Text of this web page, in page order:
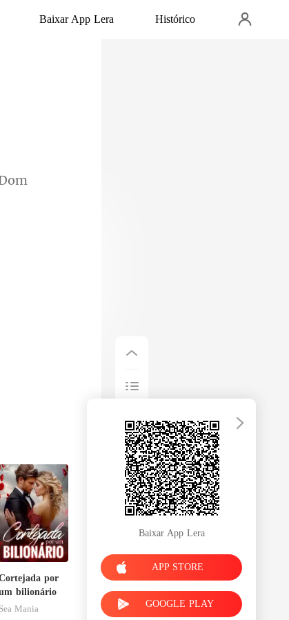
Baixar App Lera Histórico
por
bilionário
Sea Mania
Baixar App Lera
APP STORE
GOOGLE PLAY